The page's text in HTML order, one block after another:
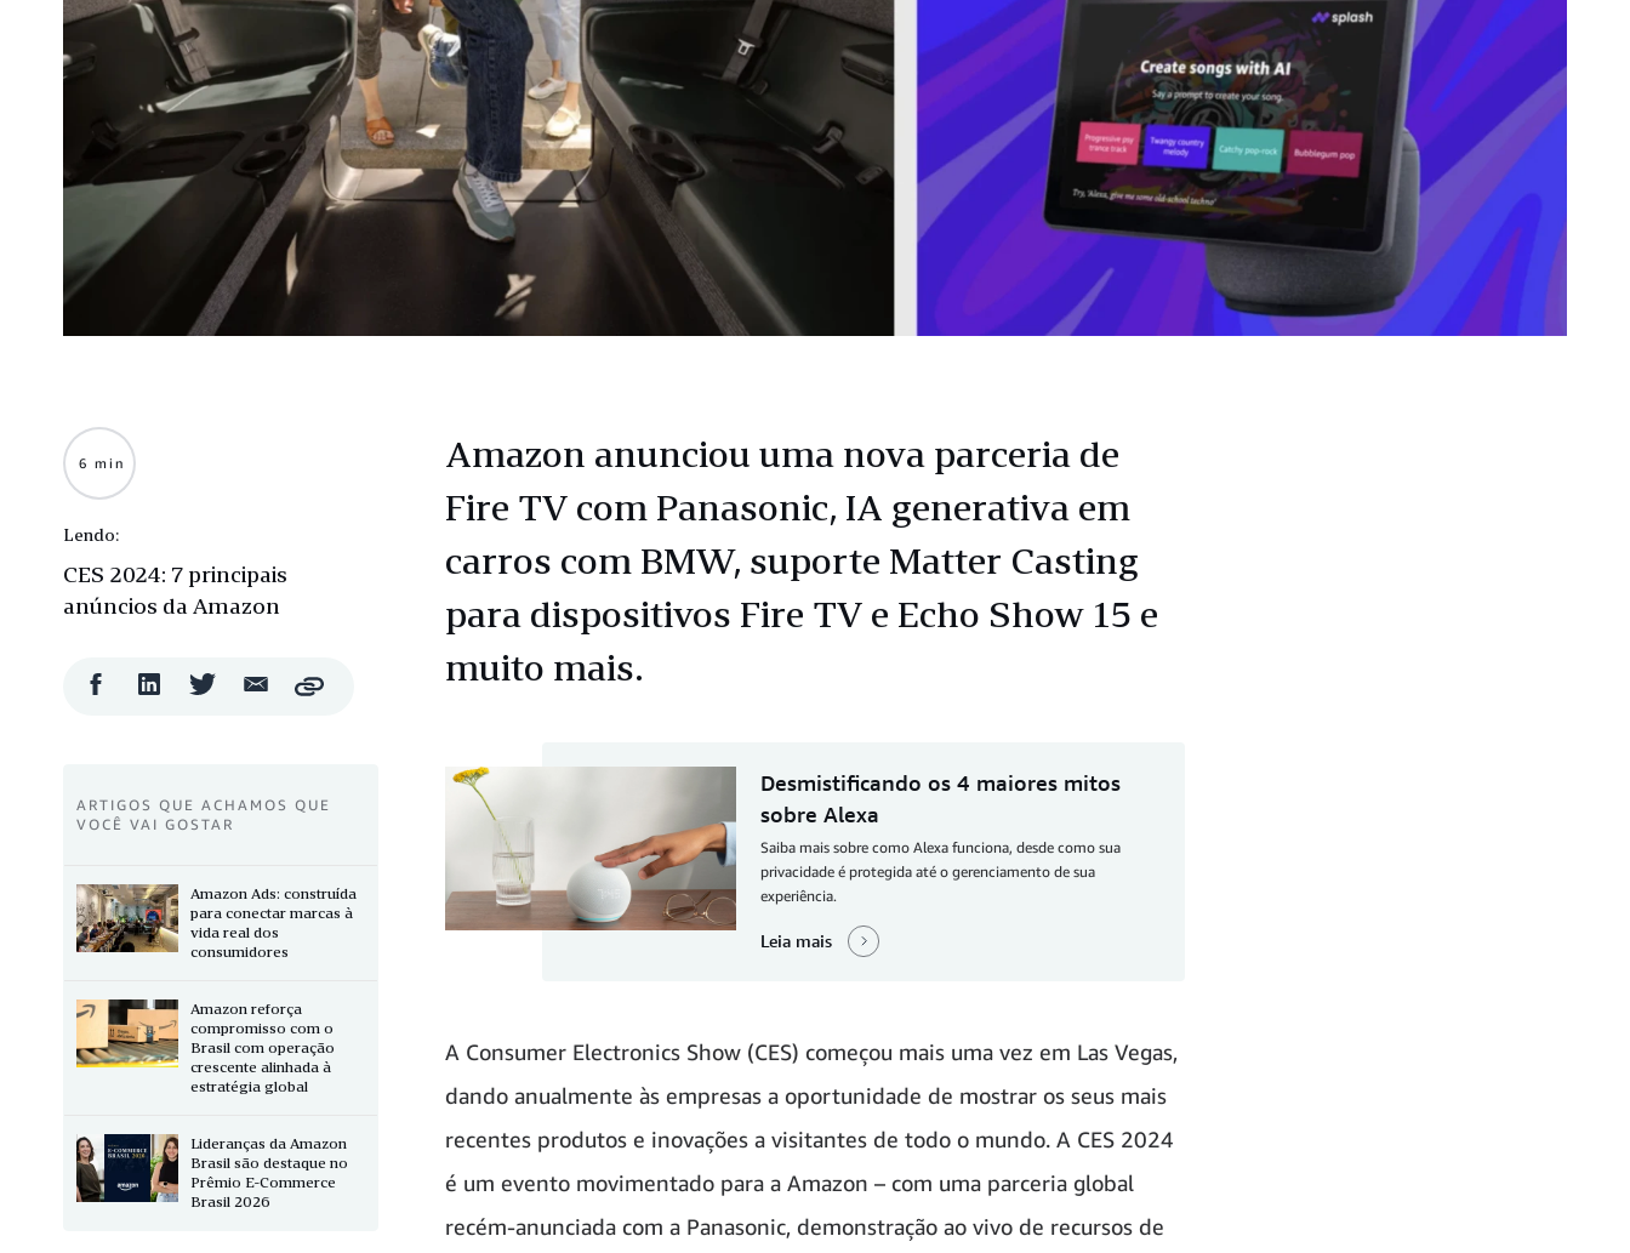
Amazon anunciou uma nova parceria de
Fire TV com Panasonic, IA generativa em
carros com BMW, suporte Matter Casting
para dispositivos Fire TV e Echo Show 15 e
muito mais.
Desmistificando os 4 maiores mitos
sobre Alexa
Saiba mais sobre como Alexa funciona, desde como sua
privacidade é protegida até o gerenciamento de sua
experiência.
Leia mais
A Consumer Electronics Show (CES) começou mais uma vez em Las Vegas,
dando anualmente às empresas a oportunidade de mostrar os seus mais
recentes produtos e inovações a visitantes de todo o mundo. A CES 2024
é um evento movimentado para a Amazon – com uma parceria global
recém-anunciada com a Panasonic, demonstração ao vivo de recursos de
6 min
Lendo:
CES 2024: 7 principais
anúncios da Amazon
CompartilharCompartilharCompartilharCompartilhar
Copy
ARTIGOS QUE ACHAMOS QUE
VOCÊ VAI GOSTAR
Amazon Ads: construída
para conectar marcas à
vida real dos
consumidores
Amazon reforça
compromisso com o
Brasil com operação
crescente alinhada à
estratégia global
Lideranças da Amazon
Brasil são destaque no
Prêmio E-Commerce
Brasil 2026